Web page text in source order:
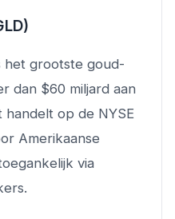
het grootste goud-
dan $60 miljard aan
op de NYSE
Amerikaanse
via